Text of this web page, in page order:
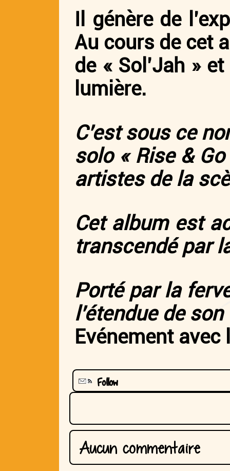
Il génère de
Au cours de cet
de « Sol’Jah »
lumière.
C’est sous ce
solo « Rise & Go
artistes de la
Cet album est
transcendé par
Porté par la
l’étendue de
Evénement
Follow
Aucun commentaire